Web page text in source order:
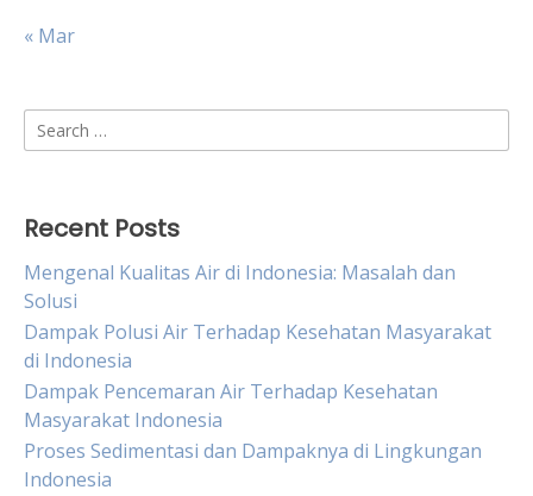
« Mar
Search
for:
Recent Posts
Mengenal Kualitas Air di Indonesia: Masalah dan
Solusi
Dampak Polusi Air Terhadap Kesehatan Masyarakat
di Indonesia
Dampak Pencemaran Air Terhadap Kesehatan
Masyarakat Indonesia
Proses Sedimentasi dan Dampaknya di Lingkungan
Indonesia